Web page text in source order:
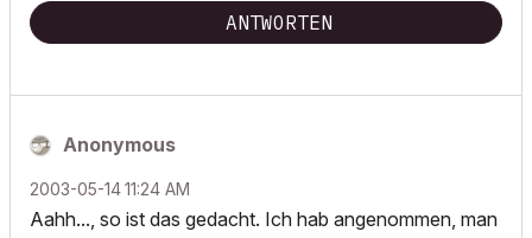
ANTWORTEN
Anonymous
‎2003-05-1411:24 AM
Aahh..., so ist das gedacht. Ich hab angenommen, man